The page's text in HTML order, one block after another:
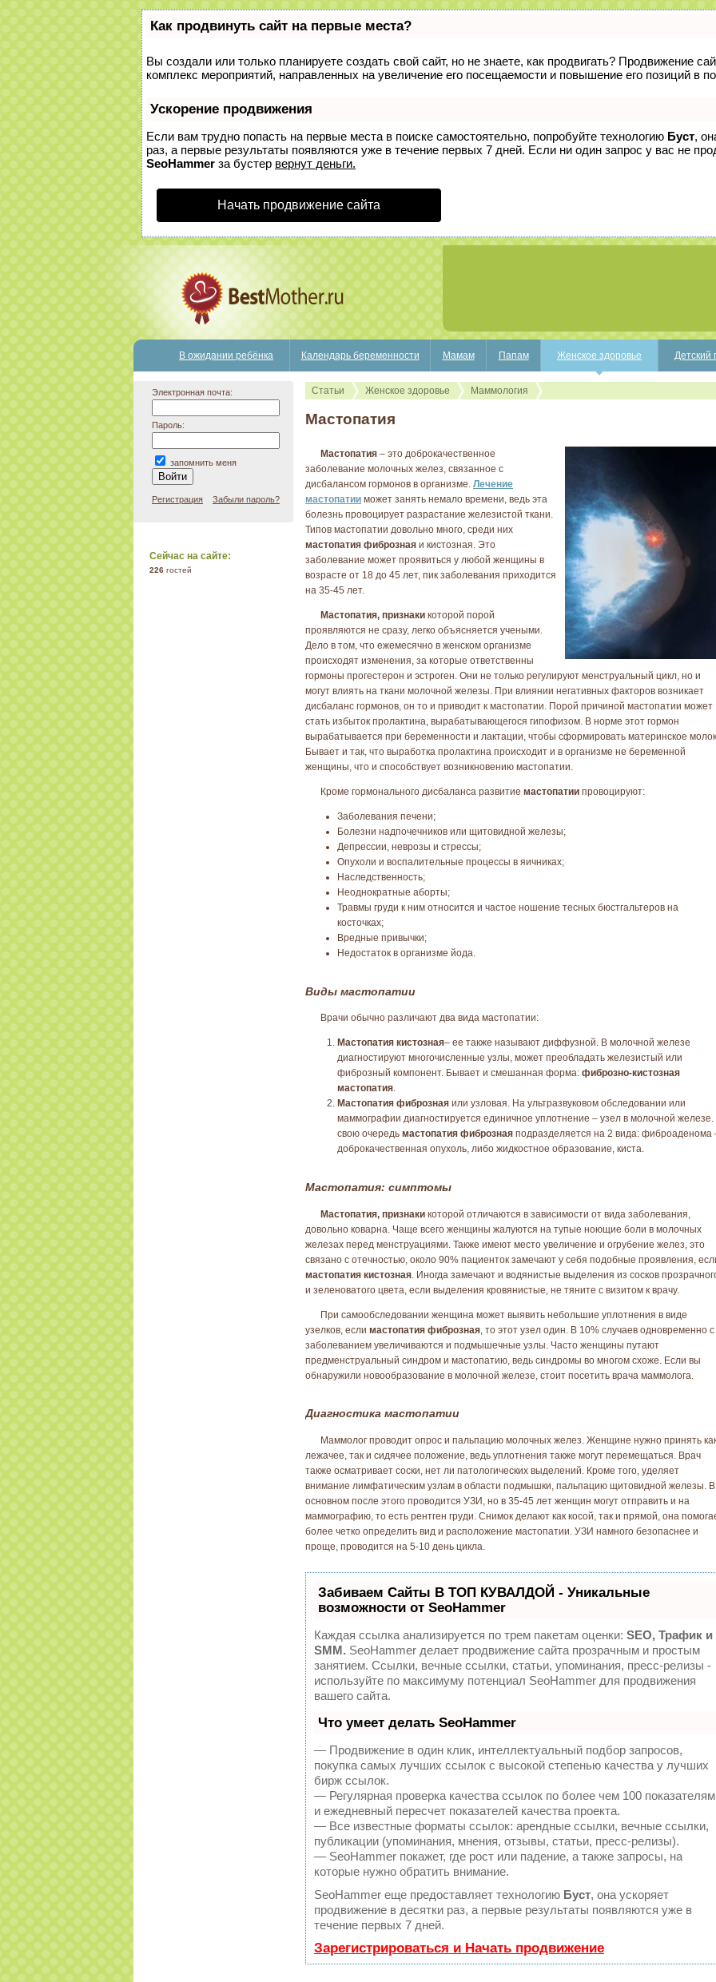
Как продвинуть сайт на первые места?
Вы создали или только планируете создать свой сайт, но не знаете, как продвигать? Продвижение
комплекс мероприятий, направленных на увеличение его посещаемости и повышение его позиций в
Ускорение продвижения
Если вам трудно попасть на первые места в поиске самостоятельно, попробуйте технологию Буст,
раз, а первые результаты появляются уже в течение первых 7 дней. Если ни один запрос у вас не
SeoHammer за бустер вернут деньги.
Начать продвижение сайта
В ожидании ребёнка Календарь беременности Мамам Папам Женское здоровье Детский
Электронная почта:
Пароль:
запомнить меня
Регистрация Забыли пароль?
Сейчас на сайте:
226 гостей
Статьи Женское здоровье Маммология
Мастопатия
Мастопатия – это доброкачественное
заболевание молочных желез, связанное с
дисбалансом гормонов в организме. Лечение
мастопатии может занять немало времени, ведь эта
болезнь провоцирует разрастание железистой ткани.
Типов мастопатии довольно много, среди них
мастопатия фиброзная и кистозная. Это
заболевание может проявиться у любой женщины в
возрасте от 18 до 45 лет, пик заболевания приходится
на 35-45 лет.
Мастопатия, признакикоторой порой
проявляются не сразу, легко объясняется учеными.
Дело в том, что ежемесячно в женском организме
происходят изменения, за которые ответственны
гормоны прогестерон и эстроген. Они не только регулируют менструальный цикл, но и
могут влиять на ткани молочной железы. При влиянии негативных факторов возникает
дисбаланс гормонов, он то и приводит к мастопатии. Порой причиной мастопатии может
стать избыток пролактина, вырабатывающегося гипофизом. В норме этот гормон
вырабатывается при беременности и лактации, чтобы сформировать материнское
Бывает и так, что выработка пролактина происходит и в организме не беременной
женщины, что и способствует возникновению мастопатии.
Кроме гормонального дисбаланса развитиемастопатиипровоцируют:
Заболевания печени;
Болезни надпочечников или щитовидной железы;
Депрессии, неврозы и стрессы;
Опухоли и воспалительные процессы в яичниках;
Наследственность;
Неоднократные аборты;
Травмы груди к ним относится и частое ношение тесных бюстгальтеров на
косточках;
Вредные привычки;
Недостаток в организме йода.
Виды мастопатии
Врачи обычно различают два вида мастопатии:
Мастопатия кистозная– ее также называют диффузной. В молочной железе
диагностируют многочисленные узлы, может преобладать железистый или
фиброзный компонент. Бывает и смешанная форма: фиброзно-кистозная
мастопатия.
Мастопатия фиброзная или узловая. На ультразвуковом обследовании или
маммографии диагностируется единичное уплотнение – узел в молочной железе.
свою очередь мастопатия фиброзная подразделяется на 2 вида: фиброаденома
доброкачественная опухоль, либо жидкостное образование, киста.
Мастопатия: симптомы
Мастопатия, признакикоторой отличаются в зависимости от вида заболевания,
довольно коварна. Чаще всего женщины жалуются на тупые ноющие боли в молочных
железах перед менструациями. Также имеют место увеличение и огрубение желез, это
связано с отечностью, около 90% пациенток замечают у себя подобные проявления,
мастопатия кистозная . Иногда замечают и водянистые выделения из сосков
и зеленоватого цвета, если выделения кровянистые, не тяните с визитом к врачу.
При самообследовании женщина может выявить небольшие уплотнения в виде
узелков, если мастопатия фиброзная , то этот узел один. В 10% случаев одновременно с
заболеванием увеличиваются и подмышечные узлы. Часто женщины путают
предменструальный синдром и мастопатию, ведь синдромы во многом схоже. Если вы
обнаружили новообразование в молочной железе, стоит посетить врача маммолога.
Диагностика мастопатии
Маммолог проводит опрос и пальпацию молочных желез. Женщине нужно принять
лежачее, так и сидячее положение, ведь уплотнения также могут перемещаться. Врач
также осматривает соски, нет ли патологических выделений. Кроме того, уделяет
внимание лимфатическим узлам в области подмышки, пальпацию щитовидной железы. В
основном после этого проводится УЗИ, но в 35-45 лет женщин могут отправить и на
маммографию, то есть рентген груди. Снимок делают как косой, так и прямой, она
более четко определить вид и расположение мастопатии. УЗИ намного безопаснее и
проще, проводится на 5-10 день цикла.
Забиваем Сайты В ТОП КУВАЛДОЙ - Уникальные
возможности от SeoHammer
Каждая ссылка анализируется по трем пакетам оценки: SEO, Трафик и
SMM. SeoHammer делает продвижение сайта прозрачным и простым
занятием. Ссылки, вечные ссылки, статьи, упоминания, пресс-релизы -
используйте по максимуму потенциал SeoHammer для продвижения
вашего сайта.
Что умеет делать SeoHammer
— Продвижение в один клик, интеллектуальный подбор запросов,
покупка самых лучших ссылок с высокой степенью качества у лучших
бирж ссылок.
— Регулярная проверка качества ссылок по более чем 100 показателям
и ежедневный пересчет показателей качества проекта.
— Все известные форматы ссылок: арендные ссылки, вечные ссылки,
публикации (упоминания, мнения, отзывы, статьи, пресс-релизы).
— SeoHammer покажет, где рост или падение, а также запросы, на
которые нужно обратить внимание.
SeoHammer еще предоставляет технологию Буст, она ускоряет
продвижение в десятки раз, а первые результаты появляются уже в
течение первых 7 дней.
Зарегистрироваться и Начать продвижение